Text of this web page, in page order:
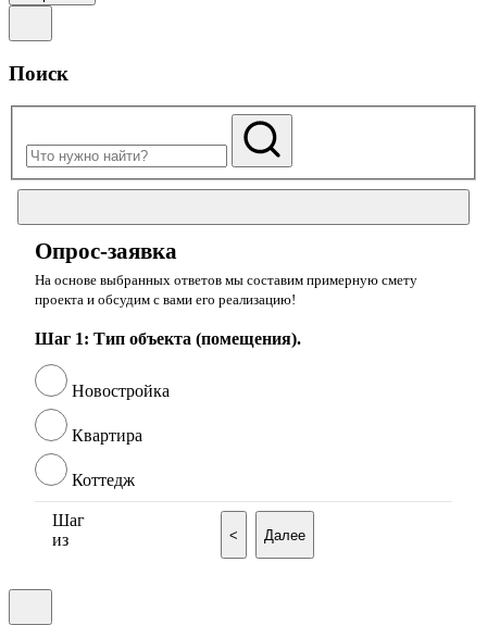
Поиск
Опрос-заявка
На основе выбранных ответов мы составим примерную смету
проекта и обсудим с вами его реализацию!
Шаг 1: Тип объекта (помещения).
Новостройка
Квартира
Коттедж
Шаг
из
< Далее